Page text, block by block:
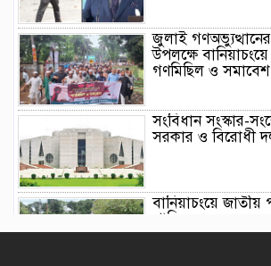
জুলাই গণঅভ্যুত্থানের
উপলক্ষে
গণমিছিল ও সমাবেশ
সংবিধান সংস্কার-
সরকার ও বিরোধী
বানিয়াচংয়ে জাতীয়
পালিত